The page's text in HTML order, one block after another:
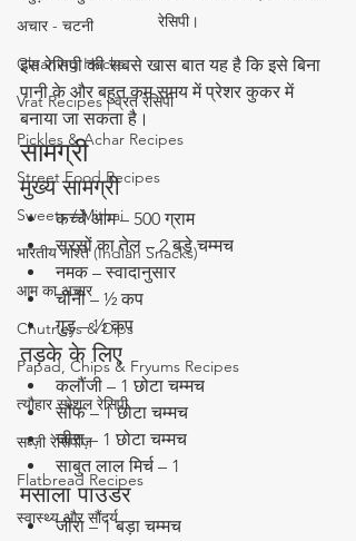
अचार - चटनी
Cleaning Hacks
Vrat Recipes | व्रत रेसिपी
Pickles & Achar Recipes
Street Food Recipes
Sweets / Mithai
भारतीय नाश्ते (Indian Snacks)
आम का अचार
Chutneys & Dips
Papad, Chips & Fryums Recipes
त्यौहार स्पेशल रेसिपी
सब्ज़ी रेसिपीज़
Flatbread Recipes
स्वास्थ्य और सौंदर्य
रेसिपी।
इस रेसिपी की सबसे खास बात यह है कि इसे बिना
पानी के और बहुत कम समय में प्रेशर कुकर में
बनाया जा सकता है।
सामग्री
मुख्य सामग्री
कच्चे आम – 500 ग्राम
सरसों का तेल – 2 बड़े चम्मच
नमक – स्वादानुसार
चीनी – ½ कप
गुड़ – ½ कप
तड़के के लिए
कलौंजी – 1 छोटा चम्मच
सौंफ – 1 छोटा चम्मच
जीरा – 1 छोटा चम्मच
साबुत लाल मिर्च – 1
मसाला पाउडर
जीरा – 1 बड़ा चम्मच